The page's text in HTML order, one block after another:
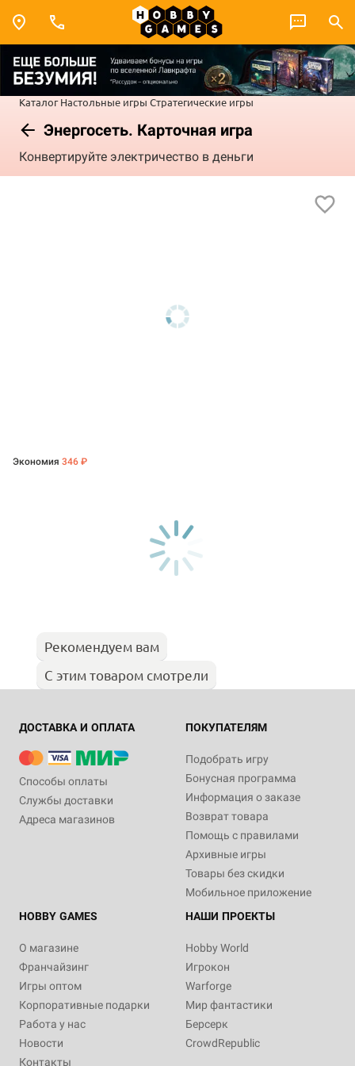
Каталог Настольные игры Стратегические игры
Энергосеть. Карточная игра
Конвертируйте электричество в деньги
Экономия 346 ₽
Рекомендуем вам
С этим товаром смотрели
ДОСТАВКА И ОПЛАТА
Способы оплаты
Службы доставки
Адреса магазинов
ПОКУПАТЕЛЯМ
Подобрать игру
Бонусная программа
Информация о заказе
Возврат товара
Помощь с правилами
Архивные игры
Товары без скидки
Мобильное приложение
HOBBY GAMES
О магазине
Франчайзинг
Игры оптом
Корпоративные подарки
Работа у нас
Новости
Контакты
НАШИ ПРОЕКТЫ
Hobby World
Игрокон
Warforge
Мир фантастики
Берсерк
CrowdRepublic